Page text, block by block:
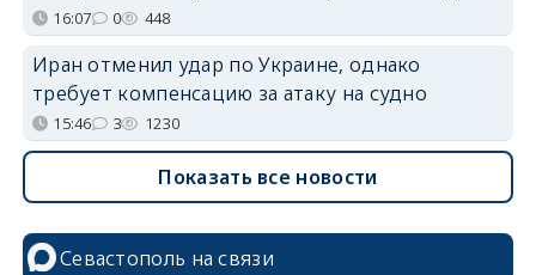
16:07 0 448
Иран отменил удар по Украине, однако
требует компенсацию за атаку на судно
15:46 3 1230
Показать все новости
Севастополь на связи